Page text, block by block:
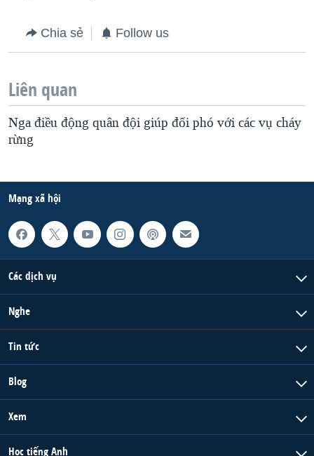
Chia sẻ Follow us
Liên quan
Nga điều động quân đội giúp đối phó với các vụ cháy
rừng
Mạng xã hội
Các dịch vụ
Nghe
Tin tức
Blog
Xem
Học tiếng Anh